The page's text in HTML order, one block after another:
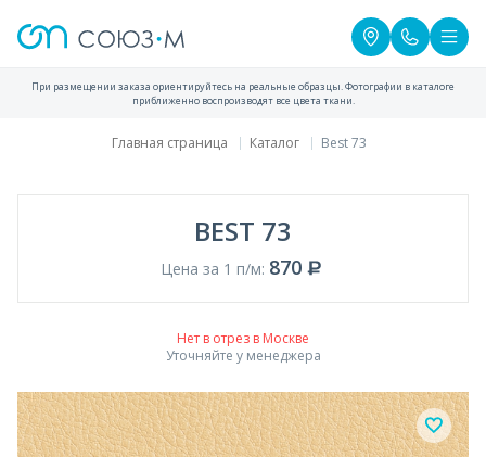
При размещении заказа ориентируйтесь на реальные образцы. Фотографии в каталоге
приближенно воспроизводят все цвета ткани.
Главная страница Каталог Best 73
BEST 73
Цена за 1 п/м: 870
Нет в отрез в Москве
Уточняйте у менеджера